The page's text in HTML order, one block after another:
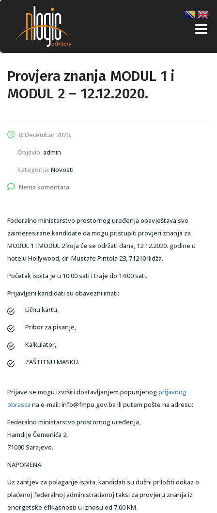
Provjera znanja MODUL 1 i
MODUL 2 – 12.12.2020.
8. Decembar 2020.
Objavio: admin
Kategorija: Novosti
Nema komentara
Federalno ministarstvo prostornog uređenja obavještava sve
zainteresirane kandidate da mogu pristupiti provjeri znanja za
MODUL 1 i MODUL 2 koja će se održati dana, 12.12.2020. godine u
hotelu Hollywood, dr. Mustafe Pintola 23, 71210 Ilidža.
Početak ispita je u 10:00 sati i traje do 14:00 sati.
Prijavljeni kandidati su obavezni imati:
Ličnu kartu,
Pribor za pisanje,
Kalkulator,
ZAŠTITNU MASKU.
Prijave se mogu izvršiti dostavljanjem popunjenogprijavnog
obrasca na e-mail: info@fmpu.gov.ba ili putem pošte na adresu:
Federalno ministarstvo prostornog uređenja,
Hamdije Čemerlića 2,
71000 Sarajevo.
NAPOMENA:
Uz zahtjev za polaganje ispita, kandidati su dužni priložiti dokaz o
plaćenoj federalnoj administrativnoj taksi za provjeru znanja iz
energetske efikasnosti u iznosu od 7,00 KM.